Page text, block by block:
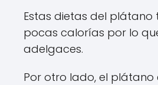
Estas dietas del plátano
pocas calorías por lo
adelgaces.
Por otro lado, el plátano